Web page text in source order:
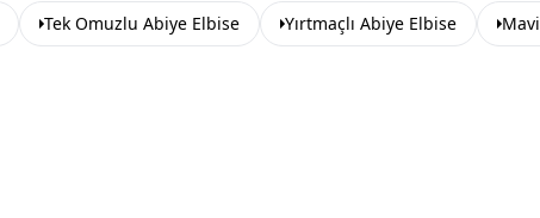
Tek Omuzlu Abiye Elbise Yırtmaçlı Abiye Elbise